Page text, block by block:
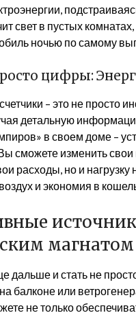
свет в пустых
ночью по самому
цифры:
– это не просто
детальную
в своем доме –
сможете изменить свои
расходы, но и
и экономия в
дальше и стать не
балконе или
не только